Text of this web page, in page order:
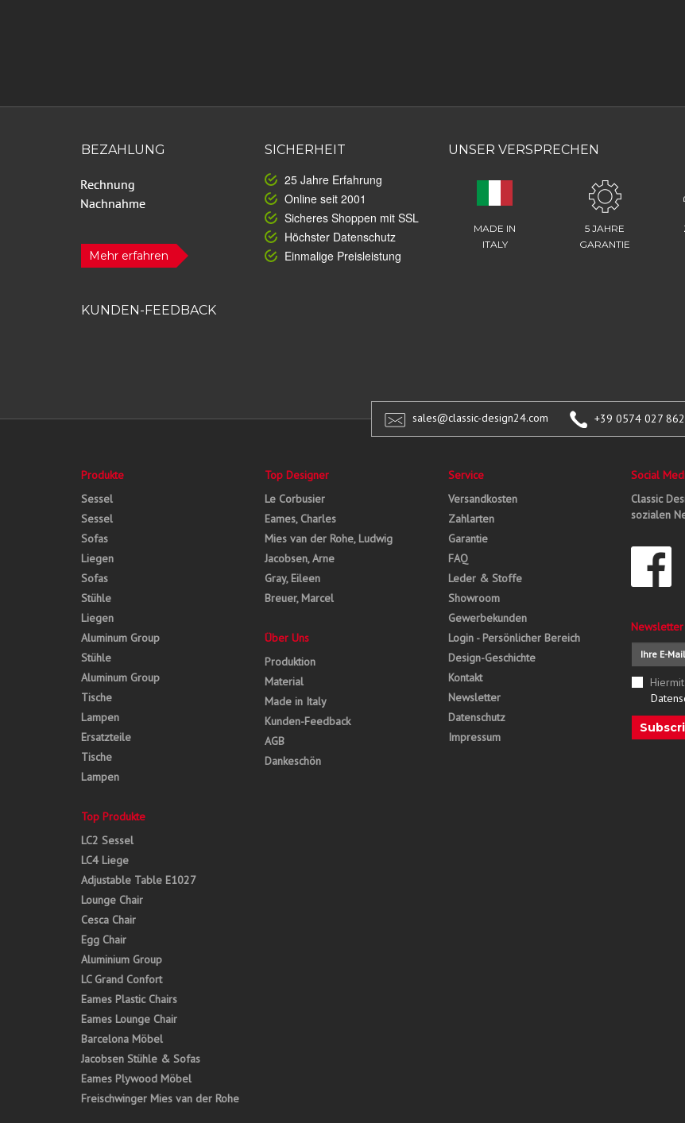
BEZAHLUNG
Mehr erfahren
SICHERHEIT
25 Jahre Erfahrung
Online seit 2001
Sicheres Shoppen mit SSL
Höchster Datenschutz
Einmalige Preisleistung
UNSER VERSPRECHEN
MADE IN
ITALY
5 JAHRE
GARANTIE
KUNDEN-FEEDBACK
sales@classic-design24.com +39 0574 027 862
Produkte
Sessel
Sessel
Sofas
Liegen
Sofas
Stühle
Liegen
Aluminum Group
Stühle
Aluminum Group
Tische
Lampen
Ersatzteile
Tische
Lampen
Top Produkte
LC2 Sessel
LC4 Liege
Adjustable Table E1027
Lounge Chair
Cesca Chair
Egg Chair
Aluminium Group
LC Grand Confort
Eames Plastic Chairs
Eames Lounge Chair
Barcelona Möbel
Jacobsen Stühle & Sofas
Eames Plywood Möbel
Freischwinger Mies van der Rohe
Top Designer
Le Corbusier
Eames, Charles
Mies van der Rohe, Ludwig
Jacobsen, Arne
Gray, Eileen
Breuer, Marcel
Über Uns
Produktion
Material
Made in Italy
Kunden-Feedback
AGB
Dankeschön
Service
Versandkosten
Zahlarten
Garantie
FAQ
Leder & Stoffe
Showroom
Gewerbekunden
Login - Persönlicher Bereich
Design-Geschichte
Kontakt
Newsletter
Datenschutz
Impressum
Social
Classic
sozialen